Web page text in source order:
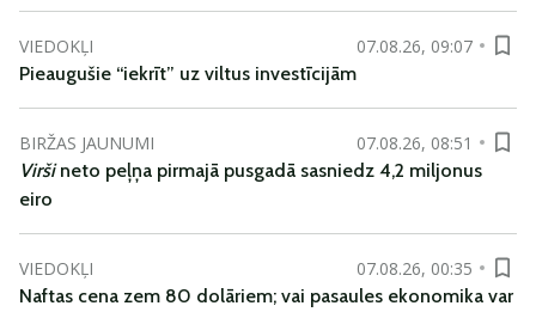
VIEDOKĻI
07.08.26, 09:07
Pieaugušie “iekrīt” uz viltus investīcijām
BIRŽAS JAUNUMI
07.08.26, 08:51
Viršineto peļņa pirmajā pusgadā sasniedz 4,2 miljonus
eiro
VIEDOKĻI
07.08.26, 00:35
Naftas cena zem 80 dolāriem; vai pasaules ekonomika var